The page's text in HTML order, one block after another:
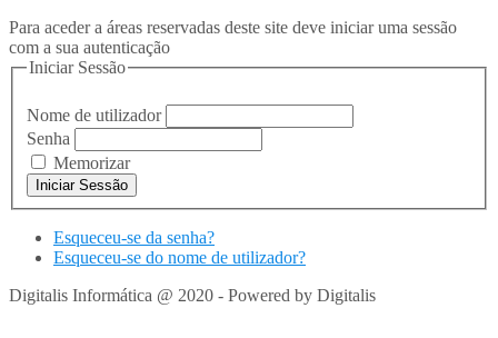
Para aceder a áreas reservadas deste site deve iniciar uma sessão
com a sua autenticação
Iniciar Sessão
Nome de utilizador
Senha
Memorizar
Esqueceu-se da senha?
Esqueceu-se do nome de utilizador?
Digitalis Informática @ 2020 - Powered by Digitalis